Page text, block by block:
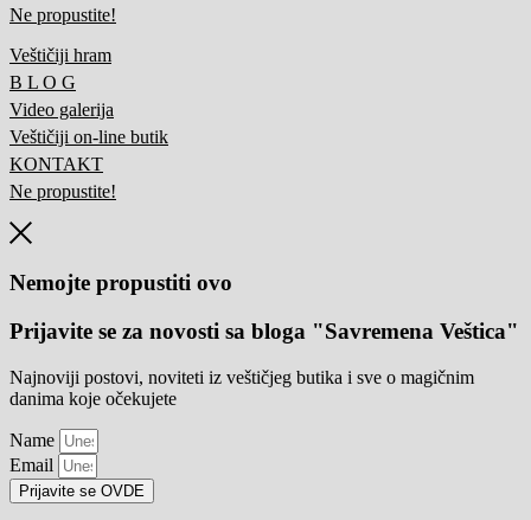
Ne propustite!
Veštičiji hram
B L O G
Video galerija
Veštičiji on-line butik
KONTAKT
Ne propustite!
Nemojte propustiti ovo
Prijavite se za novosti sa bloga "Savremena Veštica"
Najnoviji postovi, noviteti iz veštičjeg butika i sve o magičnim
danima koje očekujete
Name
Email
Prijavite se OVDE